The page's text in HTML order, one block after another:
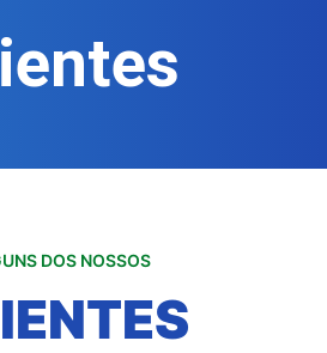
DOS NOSSOS